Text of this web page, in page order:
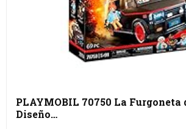
PLAYMOBIL 70750 La Furgoneta
Diseño…